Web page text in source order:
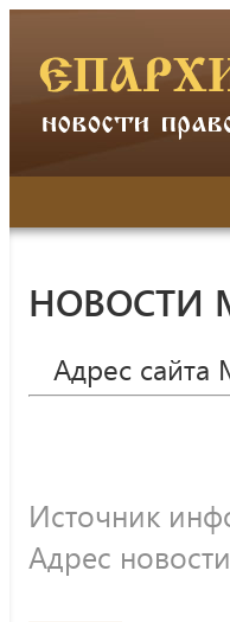
НОВОСТИ
Адрес
Источник
Адрес